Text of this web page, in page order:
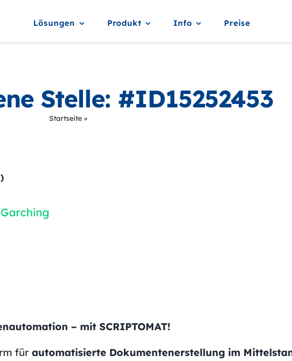
Lösungen Produkt Info Preise
Stelle: #ID15252453
Startseite»
– mit SCRIPTOMAT!
für automatisierte Dokumentenerstellung im